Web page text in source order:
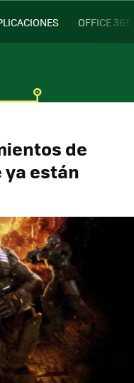
OFFICE 365
de
ya están